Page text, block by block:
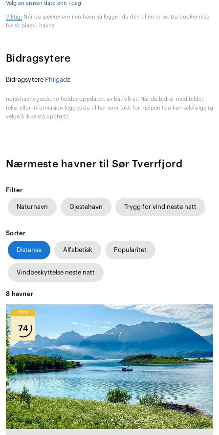
Velg en annen dato enn i dag
Viktig: Når du sjekker inn i en havn så legger du den til en reise. Du booker ikke
fysisk plass i havna
Bidragsytere
Bidragsytere Philgadz
norskhavneguide.no holdes oppdatert av båtfolket. Når du bidrar med bilder,
tekst eller informasjon legges du til her som takk for hjelpen (du kan selvfølgelig
velge å ikke stå oppført).
Nærmeste havner til Sør Tverrfjord
Filter
Naturhavn Gjestehavn Trygg for vind neste natt
Sorter
Distanse Alfabetisk Popularitet
Vindbeskyttelse neste natt
8 havner
Wind
74